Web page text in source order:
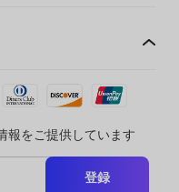
報をご提供しています
登録